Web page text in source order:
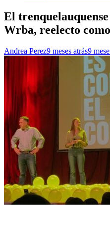
El
Wrba, reelecto
Andrea Perez9 meses atrás9